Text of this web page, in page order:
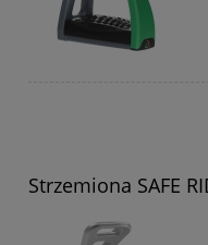
Strzemiona SAFE